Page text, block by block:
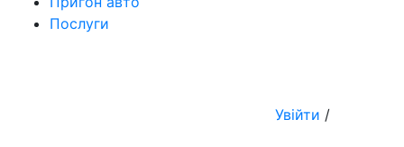
Послуги
Увійти /